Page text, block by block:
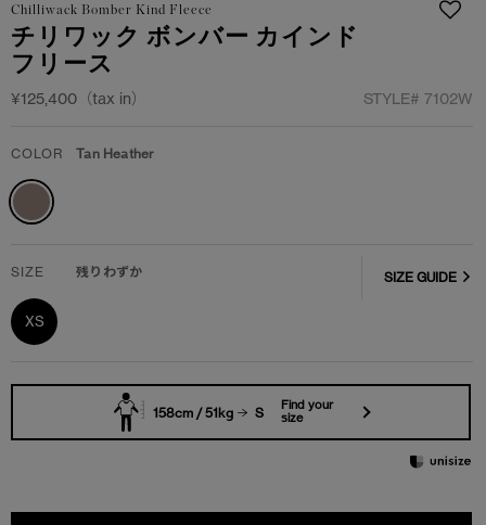
Chilliwack Bomber Kind Fleece
チリワック ボンバー カインド
フリース
¥125,400（tax in） STYLE#7102W
COLOR Tan Heather
SIZE 残りわずか
XS
SIZE GUIDE
158cm / 51kg S
Find your
size